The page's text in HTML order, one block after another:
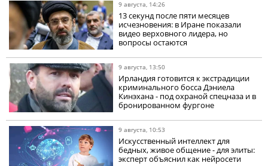
9 августа, 14:26
13 секунд после пяти месяцев
исчезновения: в Иране показали
видео верховного лидера, но
вопросы остаются
9 августа, 13:50
Ирландия готовится к экстрадиции
криминального босса Дэниела
Кинэхана - под охраной спецназа и в
бронированном фургоне
9 августа, 10:53
Искусственный интеллект для
бедных, живое общение - для элиты:
эксперт объяснил как нейросети